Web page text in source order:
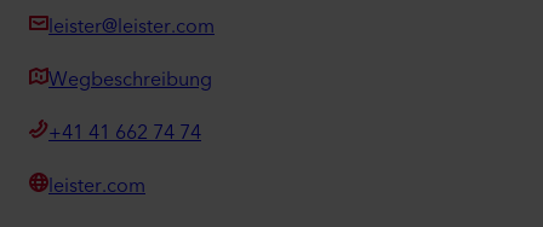
leister@leister.com
Wegbeschreibung
+41 41 662 74 74
leister.com